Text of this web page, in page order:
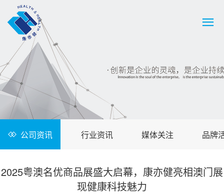
公司资讯 行业资讯 媒体关注 品牌
2025粤澳名优商品展盛大启幕，康亦健亮相澳门展
现健康科技魅力